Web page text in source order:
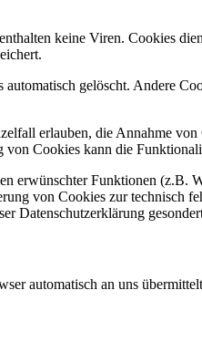
keine Viren. Cookies
gelöscht. Andere
erlauben, die Annahme
Cookies kann die
erwünschter Funktionen (z.B.
von Cookies zur technisch
Datenschutzerklärung
automatisch an uns